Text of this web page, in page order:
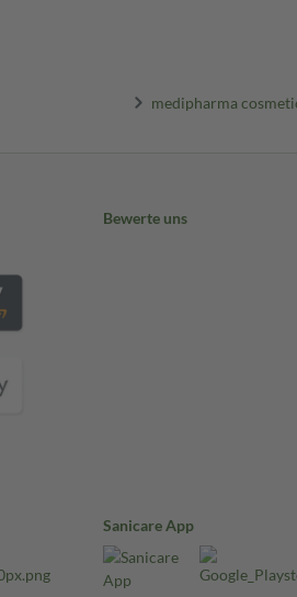
medipharma
Bewerte uns
Sanicare App